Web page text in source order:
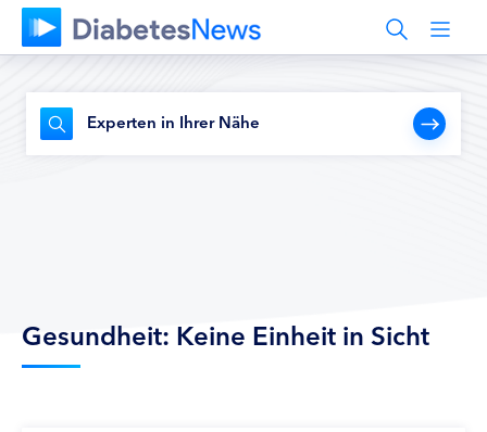
Experten in Ihrer Nähe
Gesundheit: Keine Einheit in Sicht